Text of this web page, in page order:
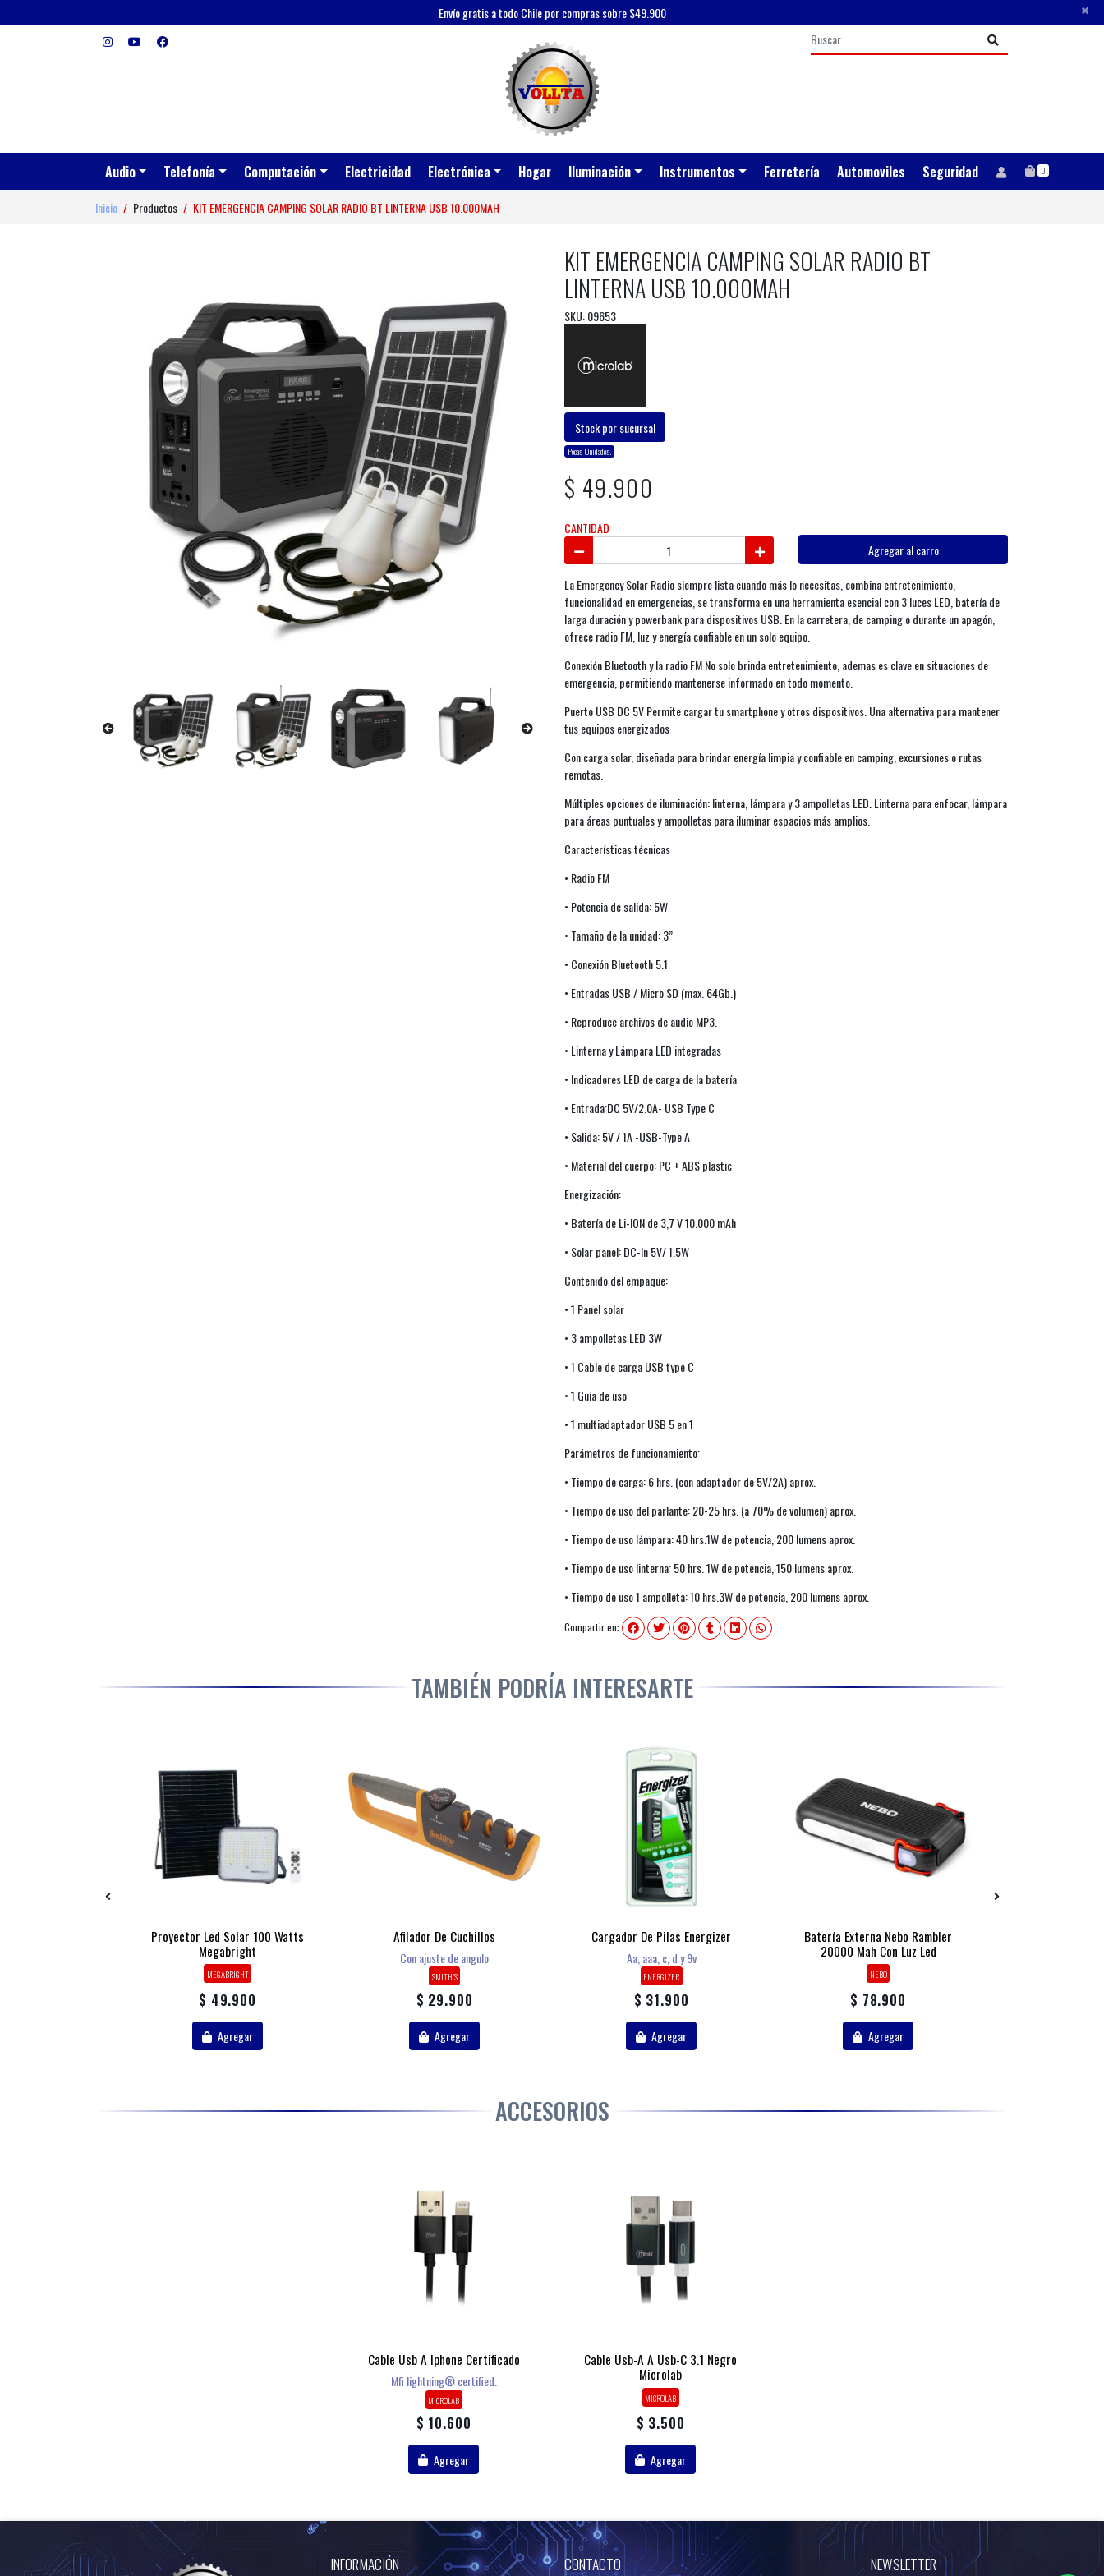
Envío gratis a todo Chile por compras sobre $49.900 ×
Audio Telefonía Computación Electricidad Electrónica Hogar Iluminación Instrumentos Ferretería Automoviles Seguridad 0
Inicio Productos KIT EMERGENCIA CAMPING SOLAR RADIO BT LINTERNA USB 10.000MAH
KIT EMERGENCIA CAMPING SOLAR RADIO BT
LINTERNA USB 10.000MAH
SKU: 09653
Stock por sucursal
Pocas Unidades.
$ 49.900
CANTIDAD
Agregar al carro
La Emergency Solar Radio siempre lista cuando más lo necesitas, combina entretenimiento,
funcionalidad en emergencias, se transforma en una herramienta esencial con 3 luces LED, batería de
larga duración y powerbank para dispositivos USB. En la carretera, de camping o durante un apagón,
ofrece radio FM, luz y energía confiable en un solo equipo.
Conexión Bluetooth y la radio FM No solo brinda entretenimiento, ademas es clave en situaciones de
emergencia, permitiendo mantenerse informado en todo momento.
Puerto USB DC 5V Permite cargar tu smartphone y otros dispositivos. Una alternativa para mantener
tus equipos energizados
Con carga solar, diseñada para brindar energía limpia y confiable en camping, excursiones o rutas
remotas.
Múltiples opciones de iluminación: linterna, lámpara y 3 ampolletas LED. Linterna para enfocar, lámpara
para áreas puntuales y ampolletas para iluminar espacios más amplios.
Características técnicas
• Radio FM
• Potencia de salida: 5W
• Tamaño de la unidad: 3”
• Conexión Bluetooth 5.1
• Entradas USB / Micro SD (max. 64Gb.)
• Reproduce archivos de audio MP3.
• Linterna y Lámpara LED integradas
• Indicadores LED de carga de la batería
• Entrada:DC 5V/2.0A- USB Type C
• Salida: 5V / 1A -USB-Type A
• Material del cuerpo: PC + ABS plastic
Energización:
• Batería de Li-ION de 3,7 V 10.000 mAh
• Solar panel: DC-In 5V/ 1.5W
Contenido del empaque:
• 1 Panel solar
• 3 ampolletas LED 3W
• 1 Cable de carga USB type C
• 1 Guía de uso
• 1 multiadaptador USB 5 en 1
Parámetros de funcionamiento:
• Tiempo de carga: 6 hrs. (con adaptador de 5V/2A) aprox.
• Tiempo de uso del parlante: 20-25 hrs. (a 70% de volumen) aprox.
• Tiempo de uso lámpara: 40 hrs.1W de potencia, 200 lumens aprox.
• Tiempo de uso linterna: 50 hrs. 1W de potencia, 150 lumens aprox.
• Tiempo de uso 1 ampolleta: 10 hrs.3W de potencia, 200 lumens aprox.
Compartir en:
TAMBIÉN PODRÍA INTERESARTE
Proyector Led Solar 100 Watts
Megabright
MEGABRIGHT
$ 49.900
Agregar
Afilador De Cuchillos
Con ajuste de angulo
SMITH´S
$ 29.900
Agregar
Cargador De Pilas Energizer
Aa, aaa, c, d y 9v
ENERGIZER
$ 31.900
Agregar
Batería Externa Nebo Rambler
20000 Mah Con Luz Led
NEBO
$ 78.900
Agregar
ACCESORIOS
Cable Usb A Iphone Certificado
Mfi lightning® certified.
MICROLAB
$ 10.600
Agregar
Cable Usb-A A Usb-C 3.1 Negro
Microlab
MICROLAB
$ 3.500
Agregar
INFORMACIÓN CONTACTO NEWSLETTER